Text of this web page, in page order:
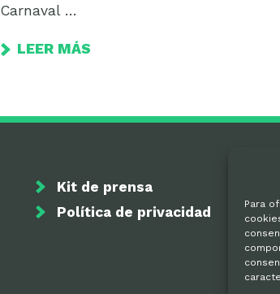
Para
Carnaval …
LEER MÁS
Kit de prensa
Política de privacidad